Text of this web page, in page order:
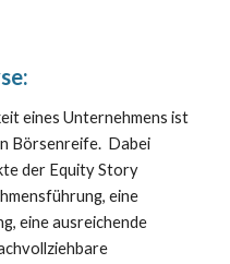
eines Unternehmens ist
Börsenreife. Dabei
der Equity Story
eine
eine ausreichende